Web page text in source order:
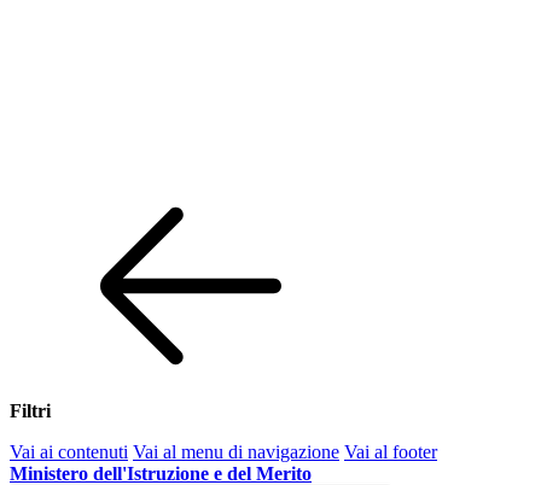
Filtri
Vai ai contenuti Vai al menu di navigazione Vai al footer
Ministero dell'Istruzione e del Merito